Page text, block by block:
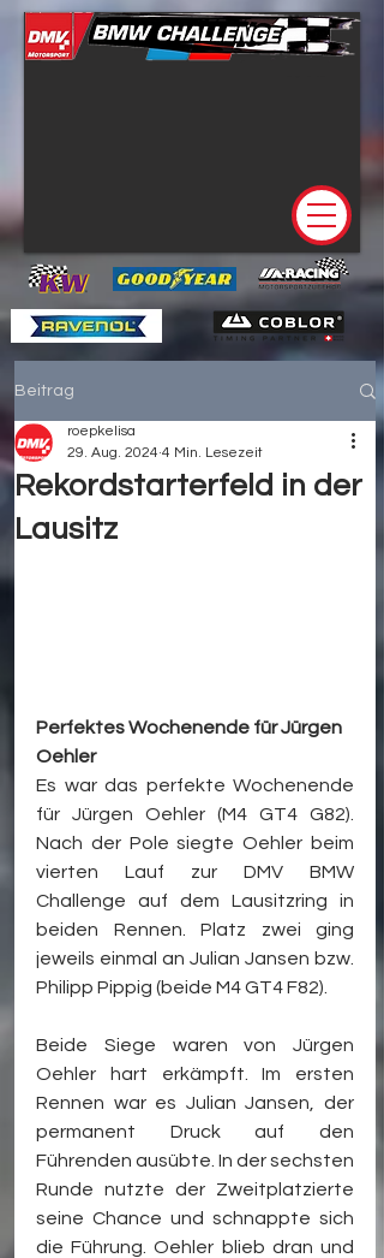
Beitrag
Rekordstarterfeld in der
Lausitz
roepkelisa
29. Aug. 2024 4 Min. Lesezeit
Perfektes Wochenende für Jürgen
Oehler
Es war das perfekte Wochenende
für Jürgen Oehler (M4 GT4 G82).
Nach der Pole siegte Oehler beim
vierten Lauf zur DMV BMW
Challenge auf dem Lausitzring in
beiden Rennen. Platz zwei ging
jeweils einmal an Julian Jansen bzw.
Philipp Pippig (beide M4 GT4 F82).
Beide Siege waren von Jürgen
Oehler hart erkämpft. Im ersten
Rennen war es Julian Jansen, der
permanent Druck auf den
Führenden ausübte. In der sechsten
Runde nutzte der Zweitplatzierte
seine Chance und schnappte sich
die Führung. Oehler blieb dran und